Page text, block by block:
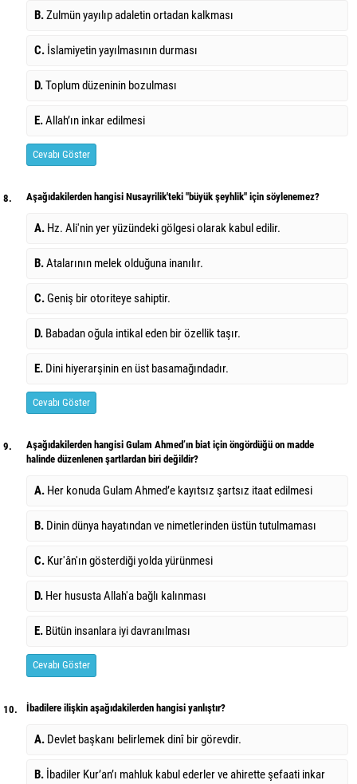
B.Zulmün yayılıp adaletin ortadan kalkması
C. İslamiyetin yayılmasının durması
D.Toplum düzeninin bozulması
E.Allah’ın inkar edilmesi
Cevabı Göster
8. Aşağıdakilerden hangisi Nusayrilik'teki "büyük şeyhlik" için söylenemez?
A. Hz. Ali'nin yer yüzündeki gölgesi olarak kabul edilir.
B.Atalarının melek olduğuna inanılır.
C.Geniş bir otoriteye sahiptir.
D. Babadan oğula intikal eden bir özellik taşır.
E. Dini hiyerarşinin en üst basamağındadır.
Cevabı Göster
9.
Aşağıdakilerden hangisi Gulam Ahmed’ın biat için öngördüğü on madde
halinde düzenlenen şartlardan biri değildir?
A. Her konuda Gulam Ahmed’e kayıtsız şartsız itaat edilmesi
B. Dinin dünya hayatından ve nimetlerinden üstün tutulmaması
C. Kur'ân'ın gösterdiği yolda yürünmesi
D. Her hususta Allah'a bağlı kalınması
E. Bütün insanlara iyi davranılması
Cevabı Göster
10. İbadilere ilişkin aşağıdakilerden hangisi yanlıştır?
A. Devlet başkanı belirlemek dinî bir görevdir.
B. İbadiler Kur’an’ı mahluk kabul ederler ve ahirette şefaati inkar